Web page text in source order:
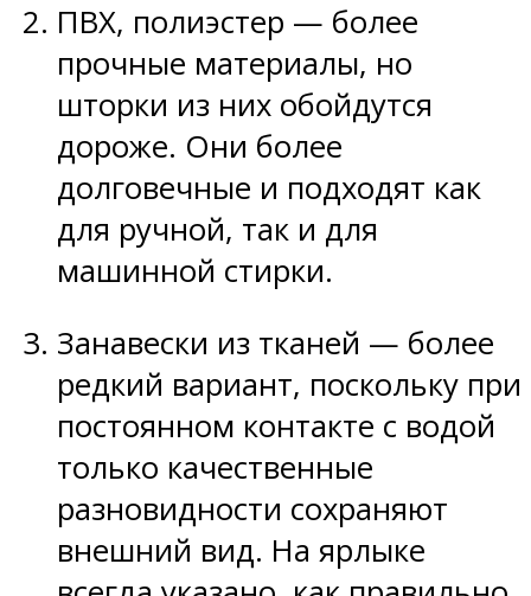
ПВХ, полиэстер — более
прочные материалы, но
шторки из них обойдутся
дороже. Они более
долговечные и подходят как
для ручной, так и для
машинной стирки.
Занавески из тканей — более
редкий вариант, поскольку при
постоянном контакте с водой
только качественные
разновидности сохраняют
внешний вид. На ярлыке